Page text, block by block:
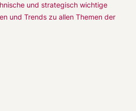
und strategisch wichtige
und Trends zu allen Themen der